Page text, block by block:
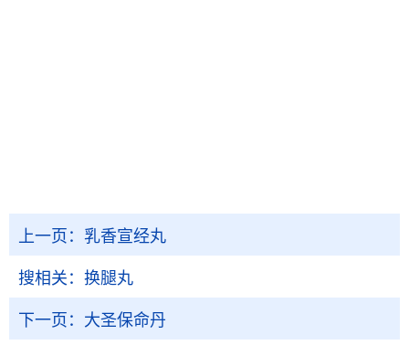
上一页： 乳香宣经丸
搜相关： 换腿丸
下一页： 大圣保命丹